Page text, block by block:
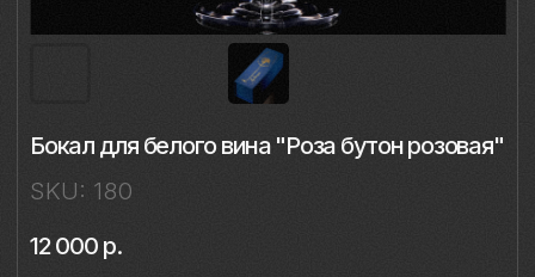
Описание
Материал: бессвинцовый хрусталь,